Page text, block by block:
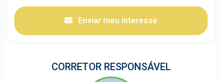
Enviar meu interesse
CORRETOR RESPONSÁVEL